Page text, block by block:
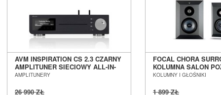
AVM INSPIRATION CS 2.3 CZARNY
AMPLITUNER SIECIOWY ALL-IN-
ONE SALON POZNAŃ WROCŁAW
AMPLITUNERY
26 990 ZŁ
FOCAL CHORA
KOLUMNA SALON
WROCŁAW
KOLUMNY I GŁOŚNIKI
1 899 ZŁ